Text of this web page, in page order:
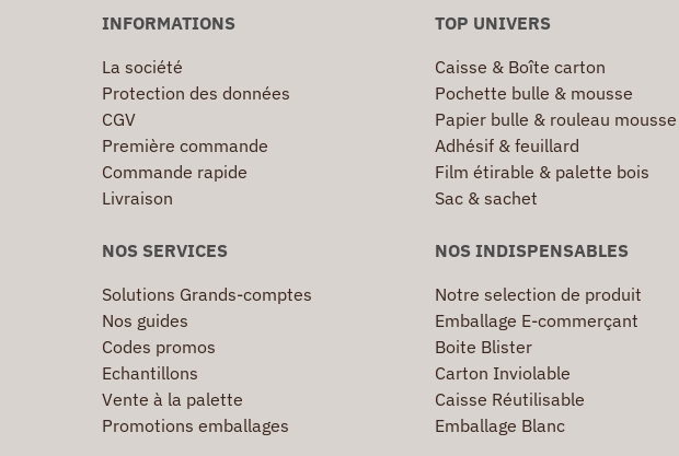
INFORMATIONS
La société
Protection des données
CGV
Première commande
Commande rapide
Livraison
TOP UNIVERS
Caisse & Boîte carton
Pochette bulle & mousse
Papier bulle & rouleau mousse
Adhésif & feuillard
Film étirable & palette bois
Sac & sachet
NOS SERVICES
Solutions Grands-comptes
Nos guides
Codes promos
Echantillons
Vente à la palette
Promotions emballages
NOS INDISPENSABLES
Notre selection de produit
Emballage E-commerçant
Boite Blister
Carton Inviolable
Caisse Réutilisable
Emballage Blanc